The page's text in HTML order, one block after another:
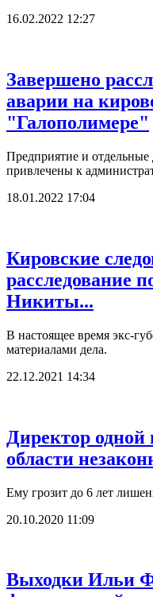
16.02.2022 12:27
Завершено
аварии на
"Галополимере"
Предприятие и
привлечены к
18.01.2022 17:04
Кировские
расследование
Никиты...
В настоящее время экс-
материалами дела.
22.12.2021 14:34
Директор
области
Ему грозит до 6 лет
20.10.2020 11:09
Выходки Ильи